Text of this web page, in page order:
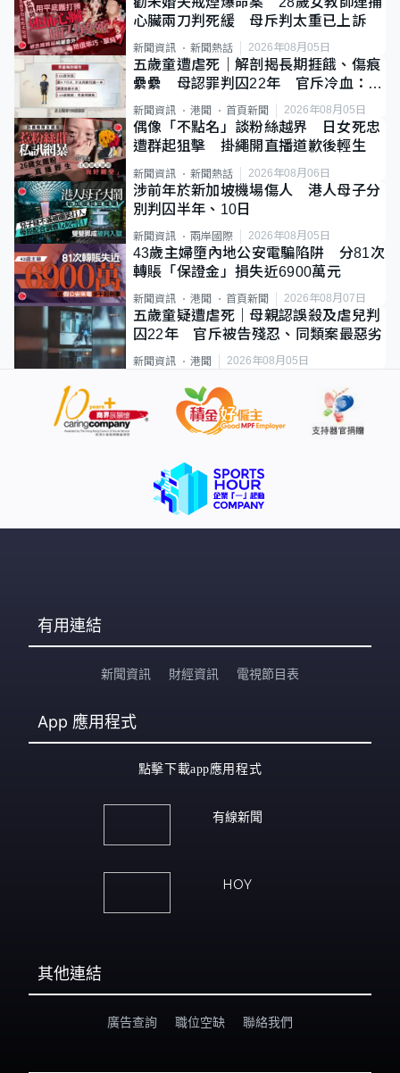
心臟兩刀判死緩 母斥判太重已上訴
新聞資訊 新聞熱話 2026年08月05日
五歲童遭虐死｜解剖揭長期捱餓、傷痕
纍纍 母認罪判囚22年 官斥冷血：同
類案最惡劣
新聞資訊 港聞 首頁新聞 2026年08月05日
偶像「不點名」談粉絲越界 日女死忠
遭群起狙擊 掛繩開直播道歉後輕生
新聞資訊 新聞熱話 2026年08月06日
涉前年於新加坡機場傷人 港人母子分
別判囚半年、10日
新聞資訊 兩岸國際 2026年08月05日
43歲主婦墮內地公安電騙陷阱 分81次
轉賬「保證金」損失近6900萬元
新聞資訊 港聞 首頁新聞 2026年08月07日
五歲童疑遭虐死｜母親認誤殺及虐兒判
囚22年 官斥被告殘忍、同類案最惡劣
新聞資訊 港聞 2026年08月05日
有用連結
新聞資訊 財經資訊 電視節目表
App 應用程式
點擊下載app應用程式
有線新聞
HOY
其他連結
廣告查詢 職位空缺 聯絡我們